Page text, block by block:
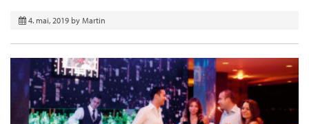
4. mai, 2019 by Martin